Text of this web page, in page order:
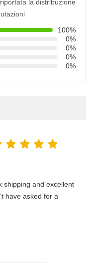
la distribuzione
100%
0%
0%
0%
0%
shipping and excellent
have asked for a